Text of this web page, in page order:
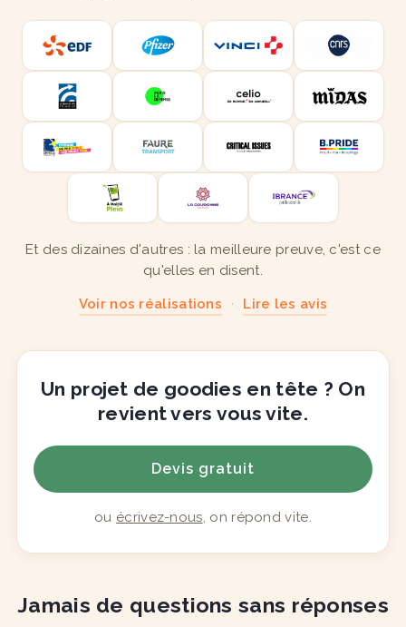
Et des dizaines d'autres : la meilleure preuve, c'est ce
qu'elles en disent.
Voir nos réalisations · Lire les avis
Un projet de goodies en tête ? On
revient vers vous vite.
Devis gratuit
ou écrivez-nous, on répond vite.
Jamais de questions sans réponses